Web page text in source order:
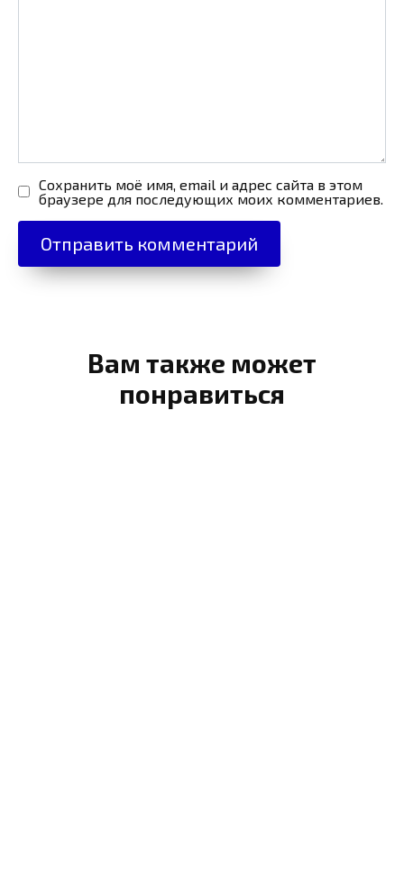
Сохранить моё имя, email и адрес сайта в этом
браузере для последующих моих комментариев.
Вам также может
понравиться